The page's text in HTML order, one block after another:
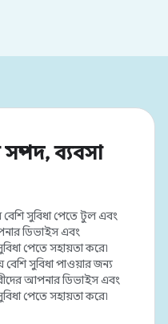
ব্যবসা
সুবিধা পেতে টুল এবং
ডিভাইস এবং
পেতে সহায়তা করে৷
সুবিধা পাওয়ার জন্য
আপনার ডিভাইস এবং
পেতে সহায়তা করে৷